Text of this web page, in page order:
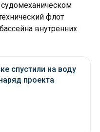
флот
внутренних
спустили на воду
проекта